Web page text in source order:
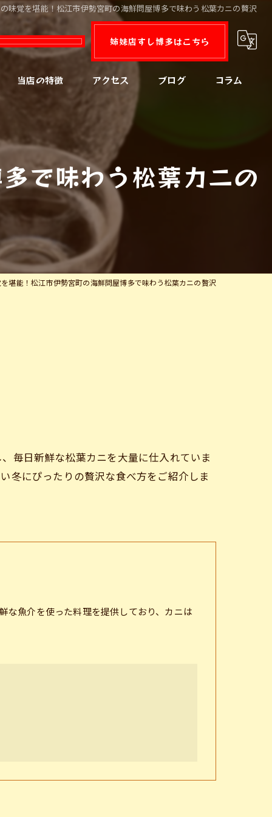
味覚を堪能！松江市伊勢宮町の海鮮問屋博多で味わう松葉カニの贅沢
姉妹店すし博多はこちら
当店の特徴
コース
宴会
地酒
アクセス ブログ コラム
で味わう松葉カニの
堪能！松江市伊勢宮町の海鮮問屋博多で味わう松葉カニの贅沢
毎日新鮮な松葉カニを大量に仕入れていま
冬にぴったりの贅沢な食べ方をご紹介しま
な魚介を使った料理を提供しており、カニは